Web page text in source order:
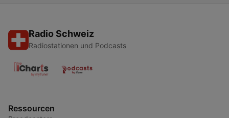
Radio Schweiz
Radiostationen und Podcasts
Ressourcen